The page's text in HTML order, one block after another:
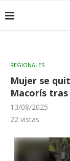
REGIONALES
Mujer se
Macorís
13/08/2025
22 vistas